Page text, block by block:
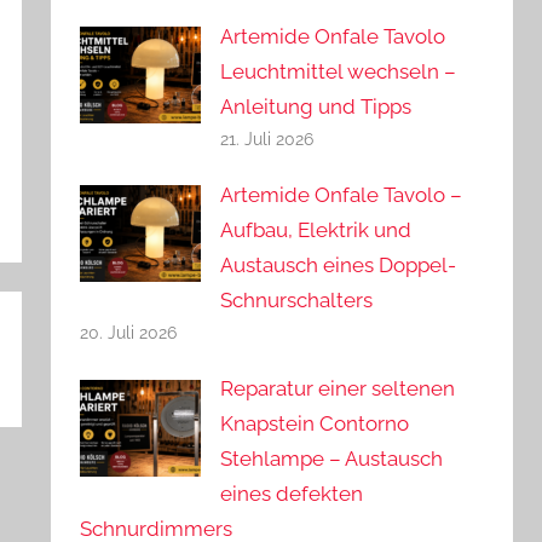
Artemide Onfale Tavolo
Leuchtmittel wechseln –
Anleitung und Tipps
21. Juli 2026
Artemide Onfale Tavolo –
Aufbau, Elektrik und
Austausch eines Doppel-
Schnurschalters
20. Juli 2026
Reparatur einer seltenen
Knapstein Contorno
Stehlampe – Austausch
eines defekten
Schnurdimmers